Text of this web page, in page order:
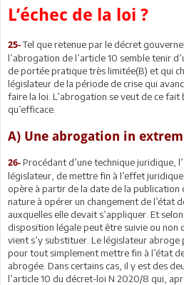
L’échec de la loi ?
25-Tel que retenue par le décret
l’abrogation de l’article 10 semble tenir
de portée pratique très limitée(B) et qui
législateur de la période de crise qui
faire la loi. L’abrogation se veut de ce
qu’efficace.
A) Une abrogation in
26- Procédant d’une technique juridique,
législateur, de mettre fin à l’effet
opère à partir de la date de la
nature à opérer un changement de l’état
auxquelles elle devait s’appliquer. Et
disposition légale peut être suivie ou non
vient s’y substituer. Le législateur
pour tout simplement mettre fin à l’état
abrogée. Dans certains cas, il y est des
l’article 10 du décret-loi N 2020/8 qui,